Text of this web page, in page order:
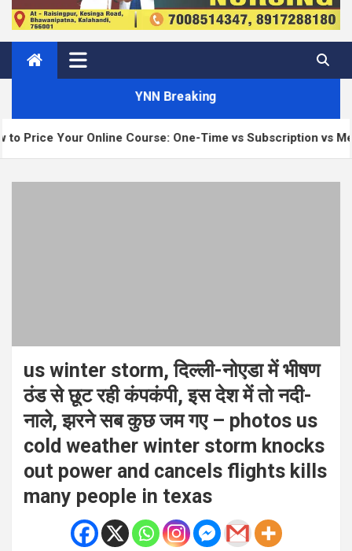
YNN Breaking
Course: One-Time vs Subscription vs Membership
us winter storm, दिल्ली-नोएडा में भीषण
ठंड से छूट रही कंपकंपी, इस देश में तो नदी-
नाले, झरने सब कुछ जम गए – photos us
cold weather winter storm knocks
out power and cancels flights kills
many people in texas